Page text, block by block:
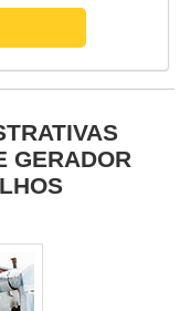
GERADOR